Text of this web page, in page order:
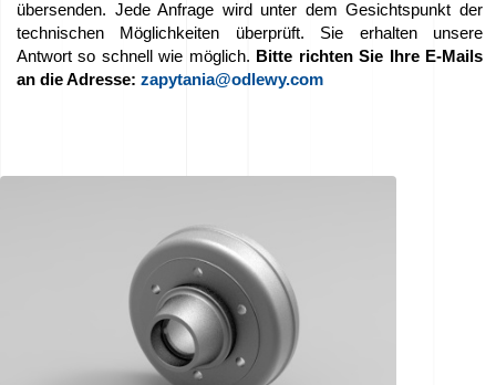
Wir
sponsern
–
übersenden. Jede Anfrage wird unter dem Gesichtspunkt der
technischen Möglichkeiten überprüft. Sie erhalten unsere
Antwort so schnell wie möglich. Bitte richten Sie Ihre E-Mails
an die Adresse: zapytania@odlewy.com